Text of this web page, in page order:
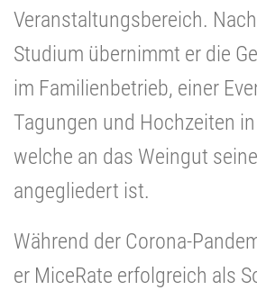
Veranstaltungsbereich.
Studium übernimmt er die
im Familienbetrieb, einer
Tagungen und Hochzeiten
welche an das Weingut
angegliedert ist.
Während der Corona-
er MiceRate erfolgreich als